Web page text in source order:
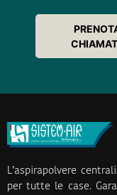
L’aspirapolvere
per tutte le case.